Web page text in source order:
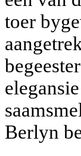
toer
Berlyn